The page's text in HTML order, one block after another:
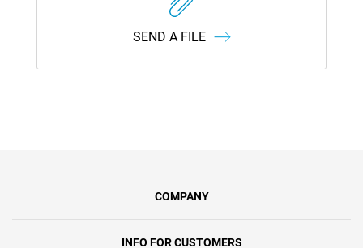
SEND A FILE
COMPANY
INFO FOR CUSTOMERS